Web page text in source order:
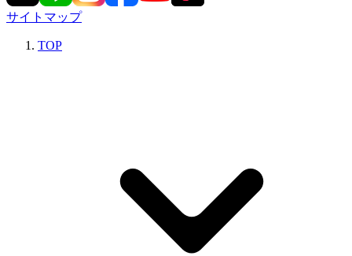
サイトマップ
TOP